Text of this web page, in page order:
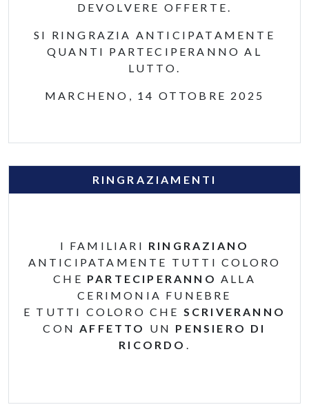
DEVOLVERE OFFERTE.
SI RINGRAZIA ANTICIPATAMENTE
QUANTI PARTECIPERANNO AL
LUTTO.
MARCHENO, 14 OTTOBRE 2025
RINGRAZIAMENTI
I FAMILIARI RINGRAZIANO
ANTICIPATAMENTE TUTTI COLORO
CHE PARTECIPERANNO ALLA
CERIMONIA FUNEBRE
E TUTTI COLORO CHE SCRIVERANNO
CONAFFETTO UN PENSIERO DI
RICORDO .